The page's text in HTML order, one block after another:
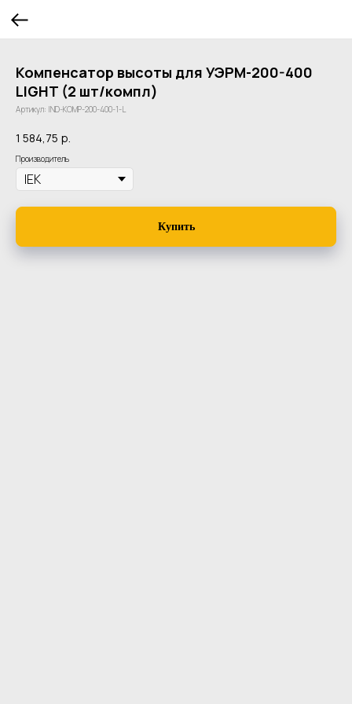
Компенсатор высоты для УЭРМ-200-400
LIGHT (2 шт/компл)
Артикул: IND-KOMP-200-400-1-L
1 584,75 р.
Производитель
Купить